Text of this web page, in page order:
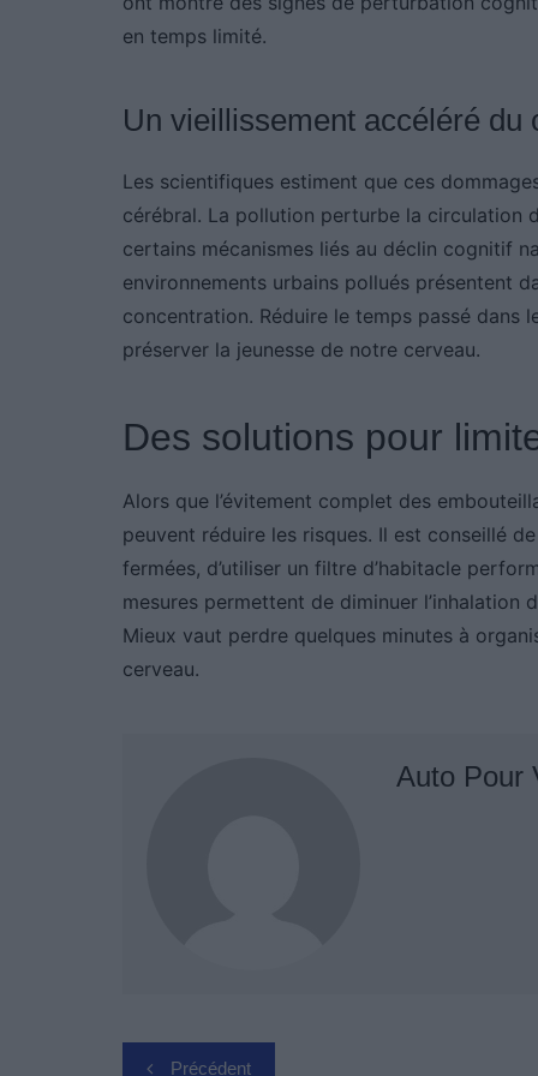
en temps limité.
Un vieillissement accéléré du
Les scientifiques estiment que ces
cérébral. La pollution perturbe la circulation
certains mécanismes liés au déclin cognitif
environnements urbains pollués présentent
concentration. Réduire le temps passé
préserver la jeunesse de notre cerveau.
Des solutions pour
Alors que l’évitement complet des
peuvent réduire les risques. Il est conseillé
fermées, d’utiliser un filtre d’habitacle
mesures permettent de diminuer
Mieux vaut perdre quelques minutes à
cerveau.
Auto Pour
Navigation
Précédent